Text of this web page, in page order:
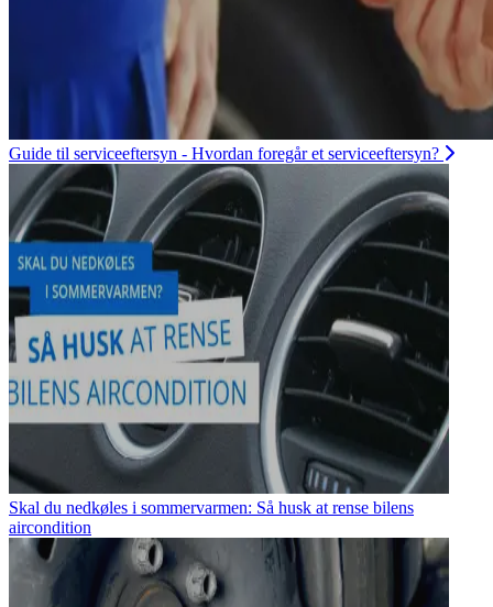
Guide til serviceeftersyn - Hvordan foregår et serviceeftersyn?
Skal du nedkøles i sommervarmen: Så husk at rense bilens
aircondition